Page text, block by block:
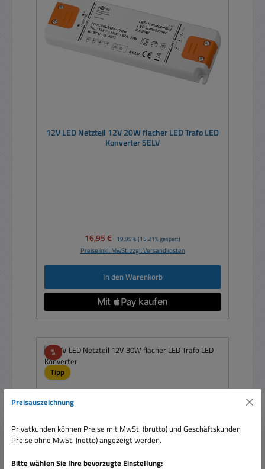
12V LED Netzteil 12V 20W flacher LED Trafo LED
Konverter SELV
Verkaufspreis:
16,95 € Regulärer Preis:
19,99 € (15.21% gespart)
Preise inkl. MwSt. zzgl. Versandkosten
In den Warenkorb
%Rabatt
Tipp
Preisauszeichnung
Privatkunden können Preise mit MwSt. (brutto) und Geschäftskunden
Preise ohne MwSt. (netto) angezeigt werden.
Bitte wählen Sie Ihre bevorzugte Einstellung: